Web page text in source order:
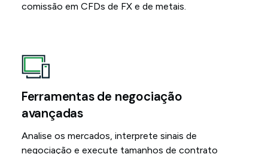
comissão em CFDs de FX e de metais.
Ferramentas de negociação
avançadas
Analise os mercados, interprete sinais de
negociação e execute tamanhos de contrato